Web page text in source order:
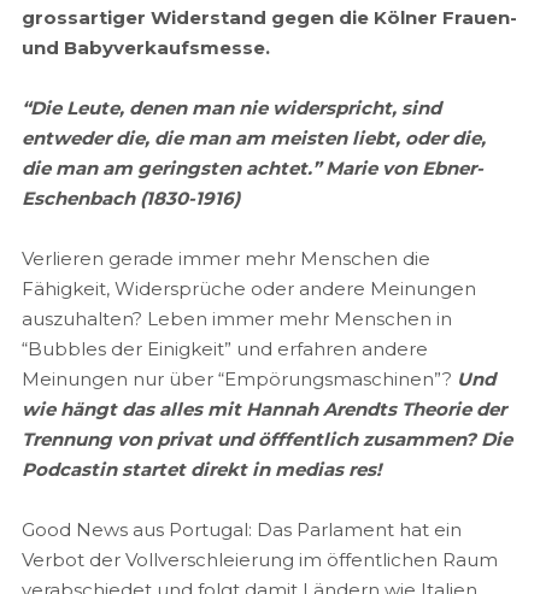
grossartiger Widerstand gegen die Kölner Frauen-
und Babyverkaufsmesse.
“Die Leute, denen man nie widerspricht, sind
entweder die, die man am meisten liebt, oder die,
die man am geringsten achtet.” Marie von Ebner-
Eschenbach (1830-1916)
Verlieren gerade immer mehr Menschen die
Fähigkeit, Widersprüche oder andere Meinungen
auszuhalten? Leben immer mehr Menschen in
“Bubbles der Einigkeit” und erfahren andere
Meinungen nur über “Empörungsmaschinen”? Und
wie hängt das alles mit Hannah Arendts Theorie der
Trennung von privat und öfffentlich zusammen? Die
Podcastin startet direkt in medias res!
Good News aus Portugal: Das Parlament hat ein
Verbot der Vollverschleierung im öffentlichen Raum